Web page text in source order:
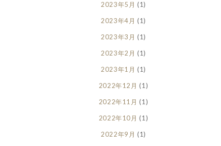
2023年5月 (1)
2023年4月 (1)
2023年3月 (1)
2023年2月 (1)
2023年1月 (1)
2022年12月 (1)
2022年11月 (1)
2022年10月 (1)
2022年9月 (1)